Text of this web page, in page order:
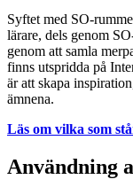
Syftet med SO-
lärare, dels genom
genom att samla
finns utspridda på
är att skapa
ämnena.
Läs om vilka som
Användning